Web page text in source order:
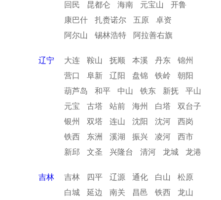
回民
昆都仑 海南 元宝山
开鲁
康巴什
扎赉诺尔 五原
卓资
阿尔山
锡林浩特 阿拉善右旗
辽宁 大连 鞍山 抚顺 本溪 丹东
锦州
营口
阜新 辽阳 盘锦 铁岭
朝阳
葫芦岛
和平 中山 铁东 新抚
平山
元宝
古塔 站前 海州 白塔
双台子
银州
双塔 连山 沈阳 沈河
西岗
铁西
东洲 溪湖 振兴 凌河
西市
新邱
文圣 兴隆台 清河 龙城 龙港
吉林 吉林 四平 辽源 通化 白山
松原
白城
延边 南关 昌邑 铁西
龙山